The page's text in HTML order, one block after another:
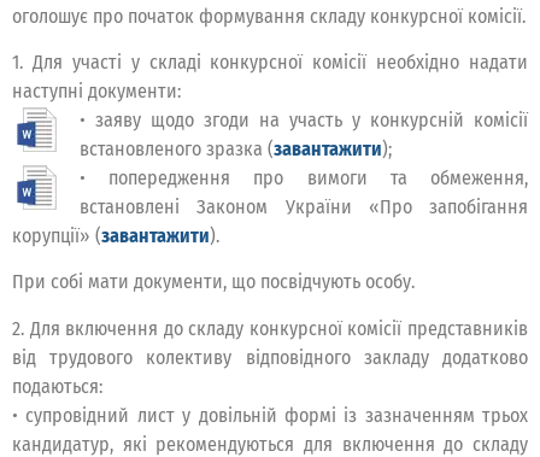
оголошує про початок формування складу конкурсної комісії.
1. Для участі у складі конкурсної комісії необхідно надати
наступні документи:
• заяву щодо згоди на участь у конкурсній комісії
встановленого зразка (завантажити);
• попередження про вимоги та обмеження,
встановлені Законом України «Про запобігання
корупції» (завантажити).
При собі мати документи, що посвідчують особу.
2. Для включення до складу конкурсної комісії представників
від трудового колективу відповідного закладу додатково
подаються:
• супровідний лист у довільній формі із зазначенням трьох
кандидатур, які рекомендуються для включення до складу